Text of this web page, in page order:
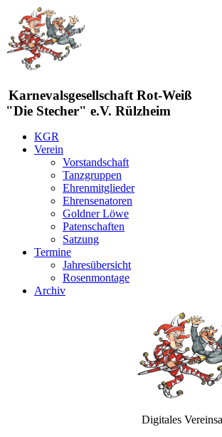
Karnevalsgesellschaft Rot-Weiß
"Die Stecher" e.V. Rülzheim
KGR
Verein
Vorstandschaft
Tanzgruppen
Ehrenmitglieder
Ehrensenatoren
Goldner Löwe
Patenschaften
Satzung
Termine
Jahresübersicht
Rosenmontage
Archiv
Digitales